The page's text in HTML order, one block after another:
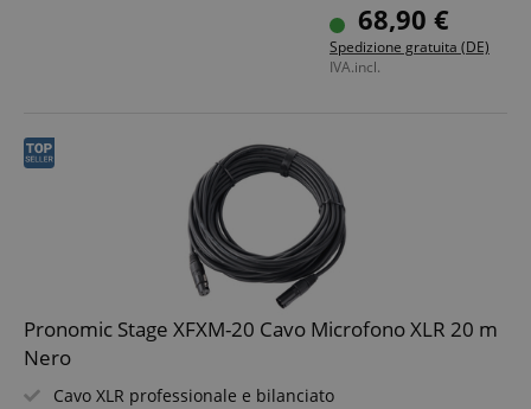
68,90 €
Spedizione gratuita (DE)
IVA.incl.
Pronomic Stage XFXM-20 Cavo Microfono XLR 20 m
Nero
Cavo XLR professionale e bilanciato